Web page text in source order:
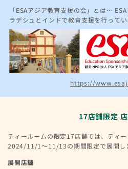
「ESAアジア教育支援の会」とは…
ラデシュとインドで教育支援を行ってい
https://
17店舗限定
ティールームの限定17店舗では、ティ
2024/11/1～11/13の期間限定で展開し
展開店舗